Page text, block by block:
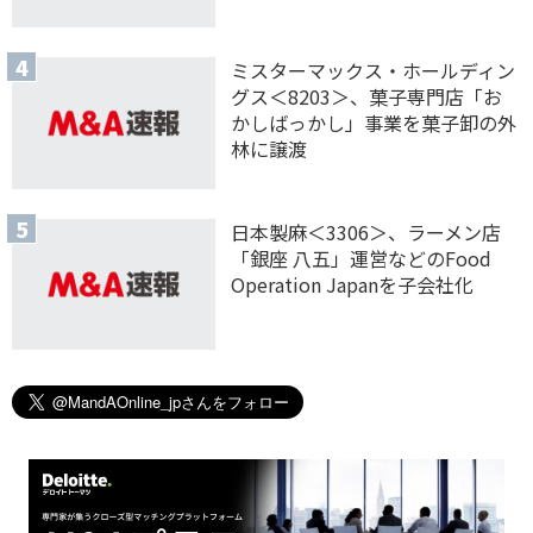
ミスターマックス・ホールディン
グス＜8203＞、菓子専門店「お
かしばっかし」事業を菓子卸の外
林に譲渡
日本製麻＜3306＞、ラーメン店
「銀座 八五」運営などのFood
Operation Japanを子会社化